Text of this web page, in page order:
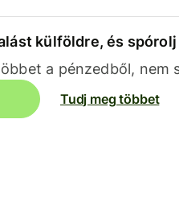
külföldre, és spórolj
a pénzedből, nem
Tudj meg többet